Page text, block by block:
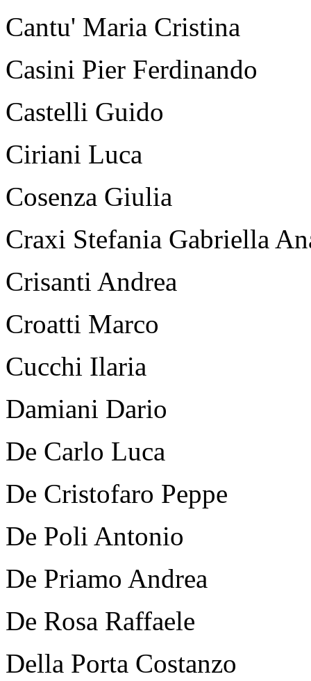
Cantu' Maria Cristina
Casini Pier Ferdinando
Castelli Guido
Ciriani Luca
Cosenza Giulia
Craxi Stefania Gabriella
Crisanti Andrea
Croatti Marco
Cucchi Ilaria
Damiani Dario
De Carlo Luca
De Cristofaro Peppe
De Poli Antonio
De Priamo Andrea
De Rosa Raffaele
Della Porta Costanzo